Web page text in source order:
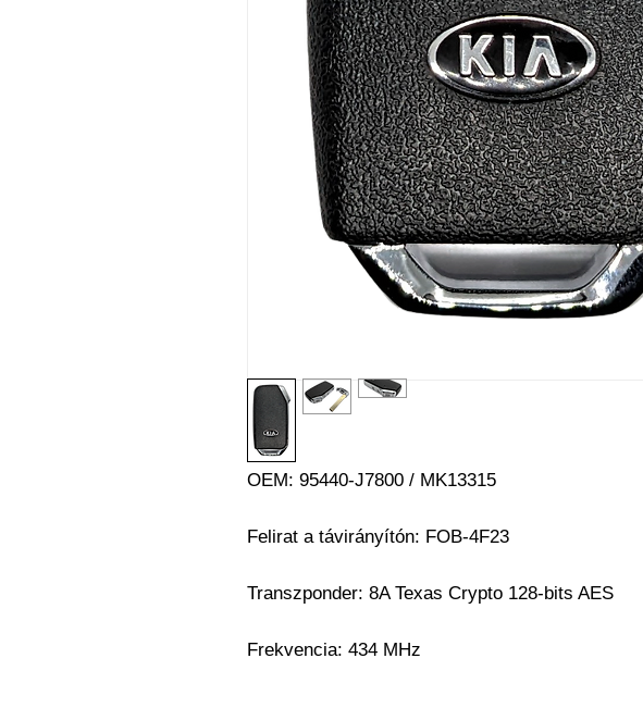
OEM: 95440-J7800 / MK13315
Felirat a távirányítón: FOB-4F23
Transzponder: 8A Texas Crypto 128-bits AES
Frekvencia: 434 MHz